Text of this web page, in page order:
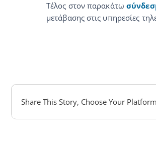
Τέλος στον παρακάτω
μετάβασης στις υπηρεσίες
Share This Story, Choose Your